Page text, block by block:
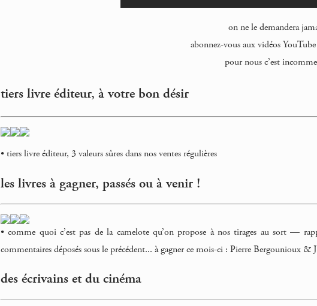
on ne le demandera
abonnez-vous aux vidéos
pour nous c’est
tiers livre éditeur, à votre bon désir
• tiers livre éditeur, 3 valeurs sûres dans nos ventes régulières
les livres à gagner, passés ou à venir !
• comme quoi c’est pas de la camelote qu’on propose à nos tirages au sort —
commentaires déposés sous le précédent... à gagner ce mois-ci : Pierre Bergounioux &
des écrivains et du cinéma